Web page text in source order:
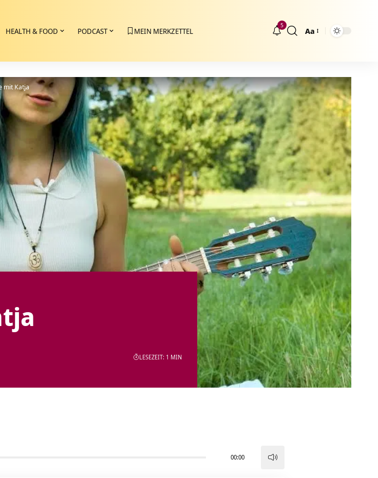
HEALTH & FOOD PODCAST MEIN MERKZETTEL
5
Größenänderung
Aa
mit Katja
LESEZEIT: 1 MIN
00:00